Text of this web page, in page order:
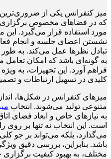
میز کنفرانس یکی از ضروری‌ترین
که در فضاهای مخصوص برگزاری
مورد استفاده قرار می‌گیرد.
نشستن اعضای جلسه و انجام
تبادل نظرها عمل می‌کند. به طور
به گونه‌ای باشد که امکان تعامل
فراهم آورد. این تجهیزات، به
کلیدی در تسهیل ارتباطات و
میزهای کنفرانس در شکل‌ها،
متنوعی تولید می‌شوند. انتخاب
به نیازهای خاص و ابعاد فضای
است. این انتخاب نه تنها بر روی
می‌گذارد، بلکه می‌تواند بر جو
باشد. بنابراین، بررسی دقیق
مختلف، به بهبود کیفیت